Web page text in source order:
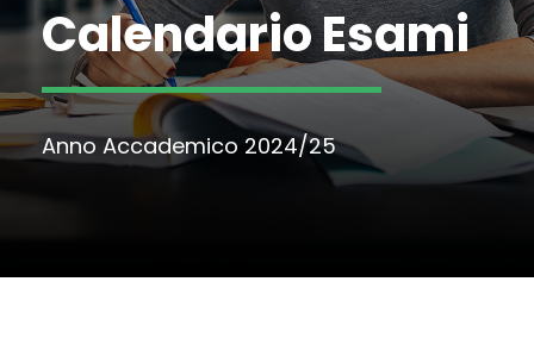
Calendario Esami
Anno Accademico 2024/25